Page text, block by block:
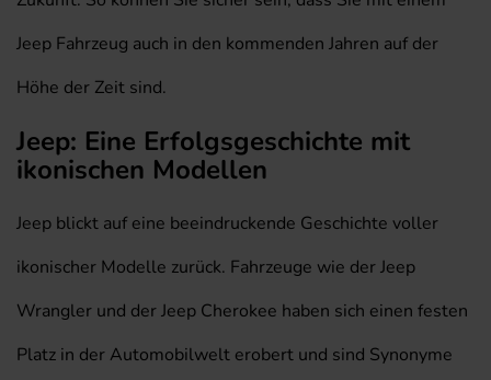
Jeep Fahrzeug auch in den kommenden Jahren auf der
Höhe der Zeit sind.
Jeep: Eine Erfolgsgeschichte mit
ikonischen Modellen
Jeep blickt auf eine beeindruckende Geschichte voller
ikonischer Modelle zurück. Fahrzeuge wie der Jeep
Wrangler und der Jeep Cherokee haben sich einen festen
Platz in der Automobilwelt erobert und sind Synonyme